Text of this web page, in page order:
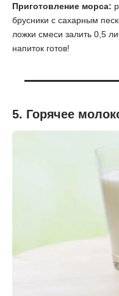
Приготовление морса:
брусники с сахарным
ложки смеси залить 0,5
напиток готов!
5. Горячее